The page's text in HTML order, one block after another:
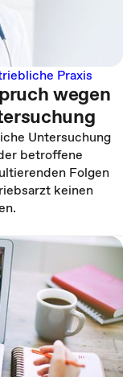
Praxis
wegen
Untersuchung
betroffene
Folgen
keinen